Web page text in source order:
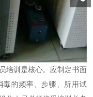
训是核心。应制定书面
毒的频率、步骤、所用试